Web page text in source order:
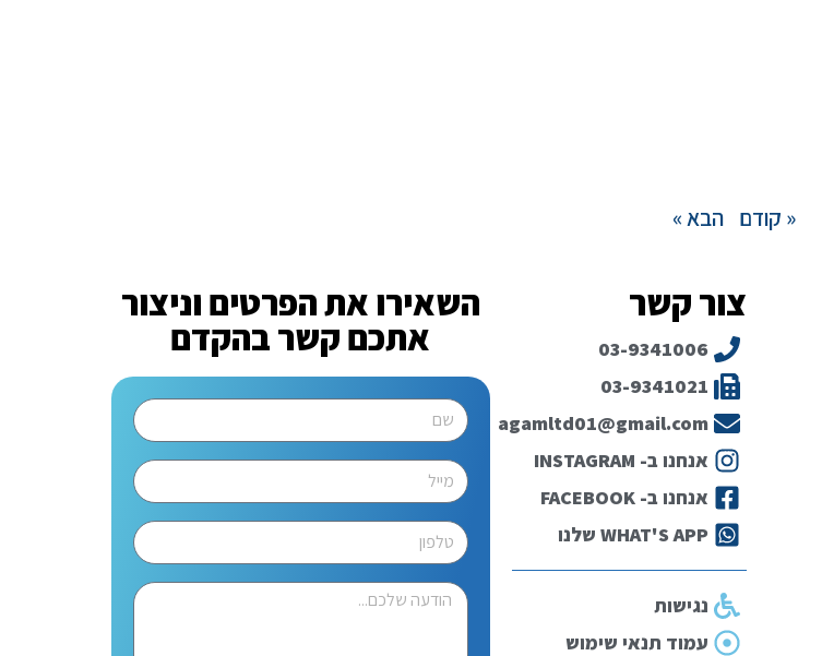
« קודם הבא »
צור קשר
03-9341006
03-9341021
agamltd01@gmail.com
אנחנו ב- INSTAGRAM
אנחנו ב- FACEBOOK
WHAT'S APP שלנו
נגישות
עמוד תנאי שימוש
השאירו את הפרטים וניצור
אתכם קשר בהקדם